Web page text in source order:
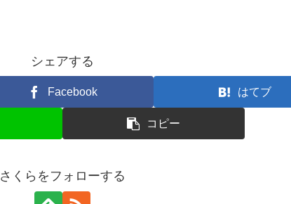
シェアする
Facebook はてブ
コピー
さくらをフォローする